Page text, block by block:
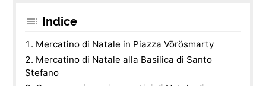
Indice
Mercatino di Natale in Piazza Vörösmarty
Mercatino di Natale alla Basilica di Santo
Stefano